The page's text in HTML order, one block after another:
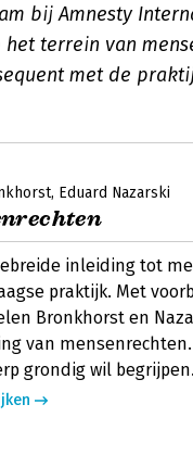
bij Amnesty
terrein van
met de
Eduard Nazarski
inleiding tot
praktijk. Met
Bronkhorst en
van
grondig wil begrijpen.